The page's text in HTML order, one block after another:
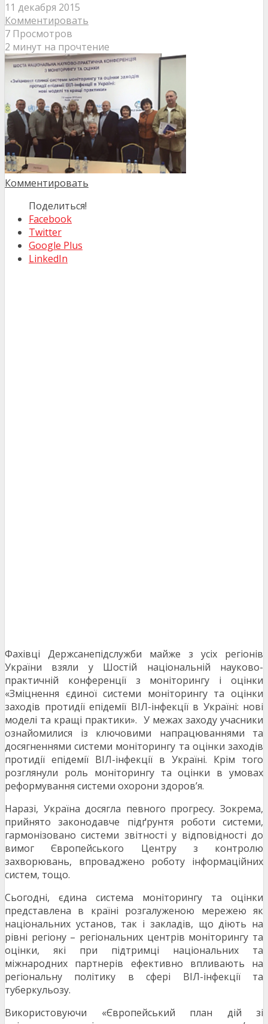
11 декабря 2015
Комментировать
7 Просмотров
2 минут на прочтение
Комментировать
Поделиться!
Facebook
Twitter
Google Plus
LinkedIn
Фахівці Держсанепідслужби майже з усіх регіонів
України взяли у Шостій національній науково-
практичній конференції з моніторингу і оцінки
«Зміцнення єдиної системи моніторингу та оцінки
заходів протидії епідемії ВІЛ-інфекції в Україні: нові
моделі та кращі практики». У межах заходу учасники
ознайомилися із ключовими напрацюваннями та
досягненнями системи моніторингу та оцінки заходів
протидії епідемії ВІЛ-інфекції в Україні. Крім того
розглянули роль моніторингу та оцінки в умовах
реформування системи охорони здоров’я.
Наразі, Україна досягла певного прогресу. Зокрема,
прийнято законодавче підґрунтя роботи системи,
гармонізовано системи звітності у відповідності до
вимог Європейського Центру з контролю
захворювань, впроваджено роботу інформаційних
систем, тощо.
Сьогодні, єдина система моніторингу та оцінки
представлена в країні розгалуженою мережею як
національних установ, так і закладів, що діють на
рівні регіону – регіональних центрів моніторингу та
оцінки, які при підтримці національних та
міжнародних партнерів ефективно впливають на
регіональну політику в сфері ВІЛ-інфекції та
туберкульозу.
Використовуючи «Європейський план дій зі